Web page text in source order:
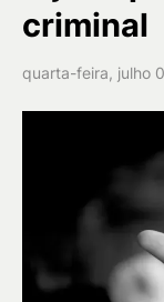
criminal
quarta-feira, julho